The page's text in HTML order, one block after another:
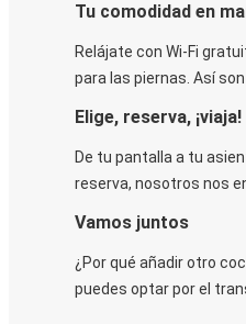
Tu comodidad en
Relájate con Wi-Fi
para las piernas. Así
Elige, reserva, ¡viaja!
De tu pantalla a tu
reserva, nosotros nos
Vamos juntos
¿Por qué añadir otro
puedes optar por el